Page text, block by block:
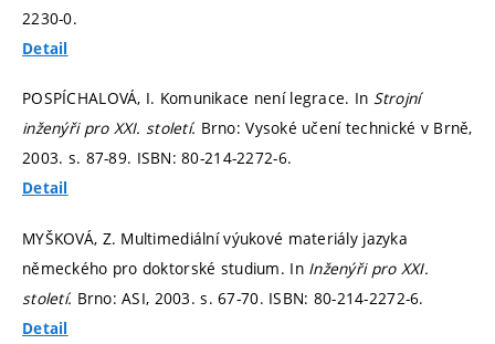
2230-0.
Detail
POSPÍCHALOVÁ, I. Komunikace není legrace. In Strojní
inženýři pro XXI. století. Brno: Vysoké učení technické v Brně,
2003. s. 87-89. ISBN: 80-214-2272-6.
Detail
MYŠKOVÁ, Z. Multimediální výukové materiály jazyka
německého pro doktorské studium. In Inženýři pro XXI.
století. Brno: ASI, 2003.s. 67-70. ISBN: 80-214-2272-6.
Detail